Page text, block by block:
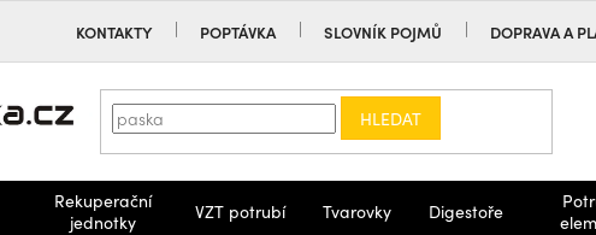
KONTAKTY POPTÁVKA SLOVNÍK POJMŮ DOPRAVA A
HLEDAT
Rekuperační
jednotky
VZT potrubí Tvarovky Digestoře